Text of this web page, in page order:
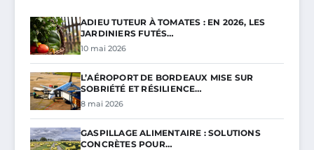
ADIEU TUTEUR À TOMATES : EN 2026, LES
JARDINIERS FUTÉS…
10 mai 2026
L’AÉROPORT DE BORDEAUX MISE SUR
SOBRIÉTÉ ET RÉSILIENCE…
8 mai 2026
GASPILLAGE ALIMENTAIRE : SOLUTIONS
CONCRÈTES POUR…